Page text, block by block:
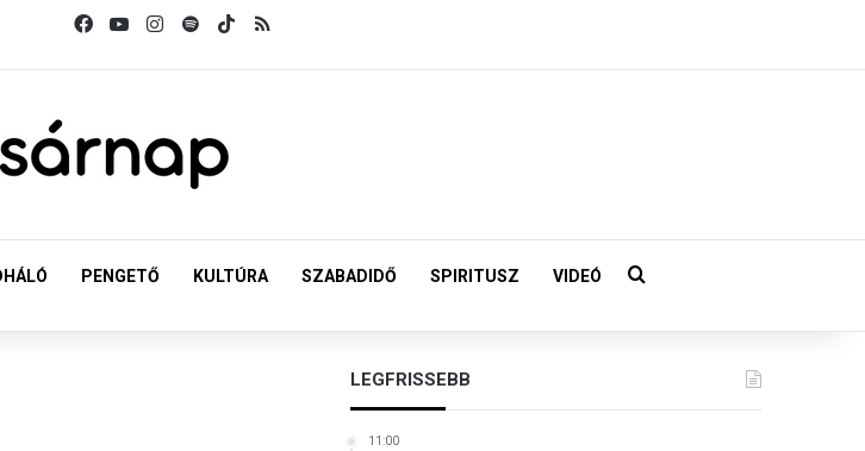
FacebookYouTubeInstagramSpotifyTikTokRSS
PENGETŐ KULTÚRA SZABADIDŐ SPIRITUSZ VIDEÓ Keresés:
LEGFRISSEBB
11:00